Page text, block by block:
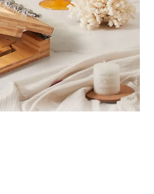
l'uniformità di ogni taglio,